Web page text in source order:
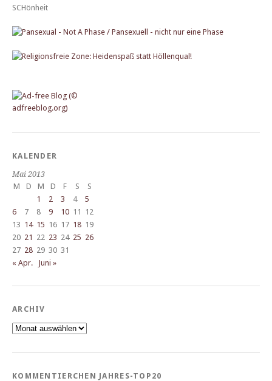
KALENDER
Mai 2013
M
D M D F S
S
1
2 3 4
5
6
7 8 9 10 11
12
13 14 15 16 17 18 19
20 21 22 23 24 25 26
27 28 29 30 31
« Apr.
Juni »
ARCHIV
Archiv
KOMMENTIERCHEN JAHRES-TOP20